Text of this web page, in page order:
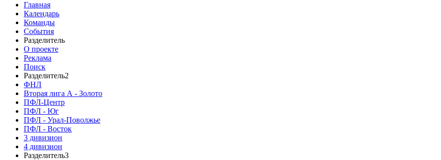
Главная
Календарь
Команды
События
Разделитель
О проекте
Реклама
Поиск
Разделитель2
ФНЛ
Вторая лига А - Золото
ПФЛ-Центр
ПФЛ - Юг
ПФЛ - Урал-Поволжье
ПФЛ - Восток
3 дивизион
4 дивизион
Разделитель3